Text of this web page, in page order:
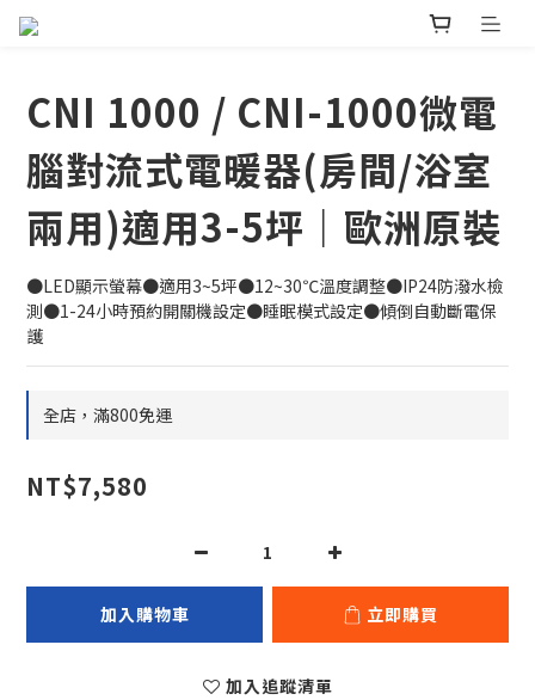
CNI 1000 / CNI-1000微電
腦對流式電暖器(房間/浴室
兩用)適用3-5坪｜歐洲原裝
●LED顯示螢幕●適用3~5坪●12~30℃溫度調整●IP24防潑水檢
測●1-24小時預約開關機設定●睡眠模式設定●傾倒自動斷電保
護
全店，滿800免運
NT$7,580
加入購物車 立即購買
加入追蹤清單